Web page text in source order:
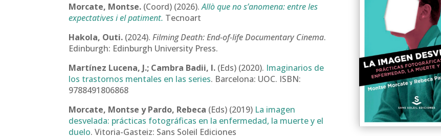
Morcate, Montse. (Coord) (2026).Allò que no s’anomena: entre les
expectatives i el patiment. Tecnoart
Hakola, Outi. (2024).Filming Death: End-of-life Documentary Cinema.
Edinburgh: Edinburgh University Press.
Martínez Lucena, J.; Cambra Badii, I. (Eds) (2020). Imaginarios de
los trastornos mentales en las series. Barcelona: UOC. ISBN:
9788491806868
Morcate, Montse y Pardo, Rebeca (Eds) (2019) La imagen
desvelada: prácticas fotográficas en la enfermedad, la muerte y el
duelo. Vitoria-Gasteiz: Sans Soleil Ediciones